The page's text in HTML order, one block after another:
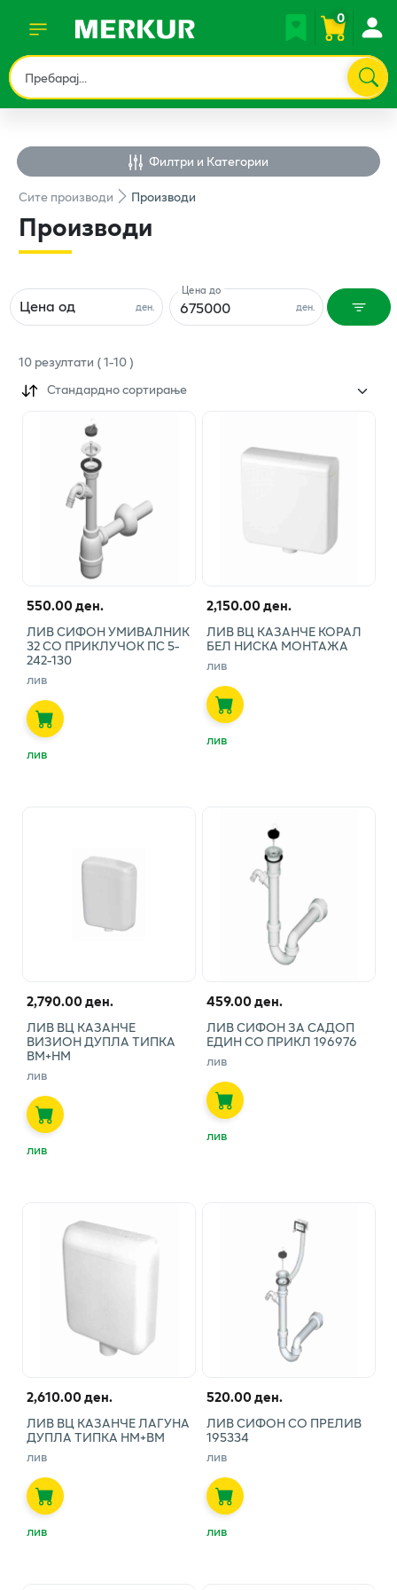
0
Филтри и Категории
Ситепроизводи Производи
Производи
ден.
Цена од ден.
Цена до
10резултати (1-10)
Стандардно сортирање
550.00 ден.
ЛИВ СИФОН УМИВАЛНИК
32 СО ПРИКЛУЧОК ПС 5-
242-130
лив
лив
2,150.00 ден.
ЛИВ ВЦ КАЗАНЧЕ КОРАЛ
БЕЛ НИСКА МОНТАЖА
лив
лив
2,790.00 ден.
ЛИВ ВЦ КАЗАНЧЕ
ВИЗИОН ДУПЛА ТИПКА
ВМ+НМ
лив
лив
459.00 ден.
ЛИВ СИФОН ЗА САДОП
ЕДИН СО ПРИКЛ 196976
лив
лив
2,610.00 ден.
ЛИВ ВЦ КАЗАНЧЕ ЛАГУНА
ДУПЛА ТИПКА НМ+ВМ
лив
лив
520.00 ден.
ЛИВ СИФОН СО ПРЕЛИВ
195334
лив
лив